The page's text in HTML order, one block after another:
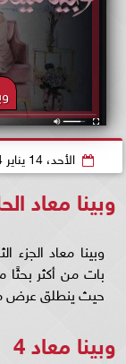
الأحد، 14 يناير 2024
وبينا معاد
حيث ينطلق عرض مسلسل وبينا
وبينا معاد 4